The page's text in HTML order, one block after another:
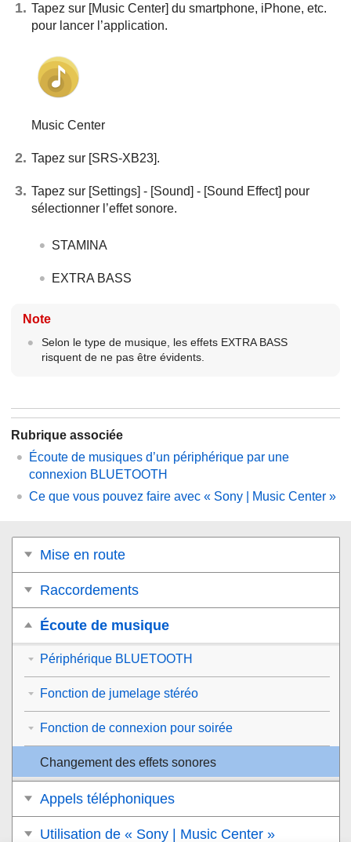
Tapez sur [Music Center] du smartphone, iPhone, etc.
pour lancer l’application.
Music Center
Tapez sur [SRS-XB23].
Tapez sur [Settings] - [Sound] - [Sound Effect] pour
sélectionner l’effet sonore.
STAMINA
EXTRA BASS
Note
Selon le type de musique, les effets EXTRA BASS
risquent de ne pas être évidents.
Rubrique associée
Écoute de musiques d’un périphérique par une
connexion BLUETOOTH
Ce que vous pouvez faire avec « Sony | Music Center »
Mise en route
Raccordements
Écoute de musique
Périphérique BLUETOOTH
Fonction de jumelage stéréo
Fonction de connexion pour soirée
Changement des effets sonores
Appels téléphoniques
Utilisation de « Sony | Music Center »